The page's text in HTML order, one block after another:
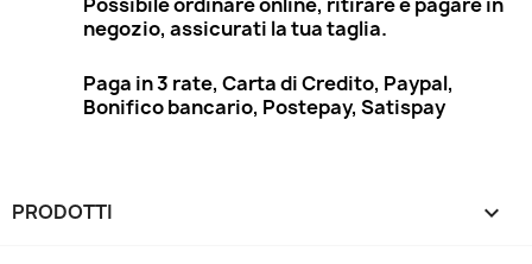
negozio, assicurati la tua taglia.
Paga in 3 rate, Carta di Credito, Paypal,
Bonifico bancario, Postepay, Satispay
PRODOTTI 